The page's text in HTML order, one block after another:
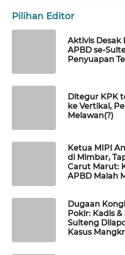
Pilihan Editor
Aktivis Desak
APBD se-
Penyuapan
Ditegur KPK
ke Vertikal,
Melawan(?)
Ketua MIPI
di Mimbar,
Carut Marut:
APBD Malah
Dugaan
Pokir: Kadis
Sulteng
Kasus
WISATA
Wahana
Network
WALINKI